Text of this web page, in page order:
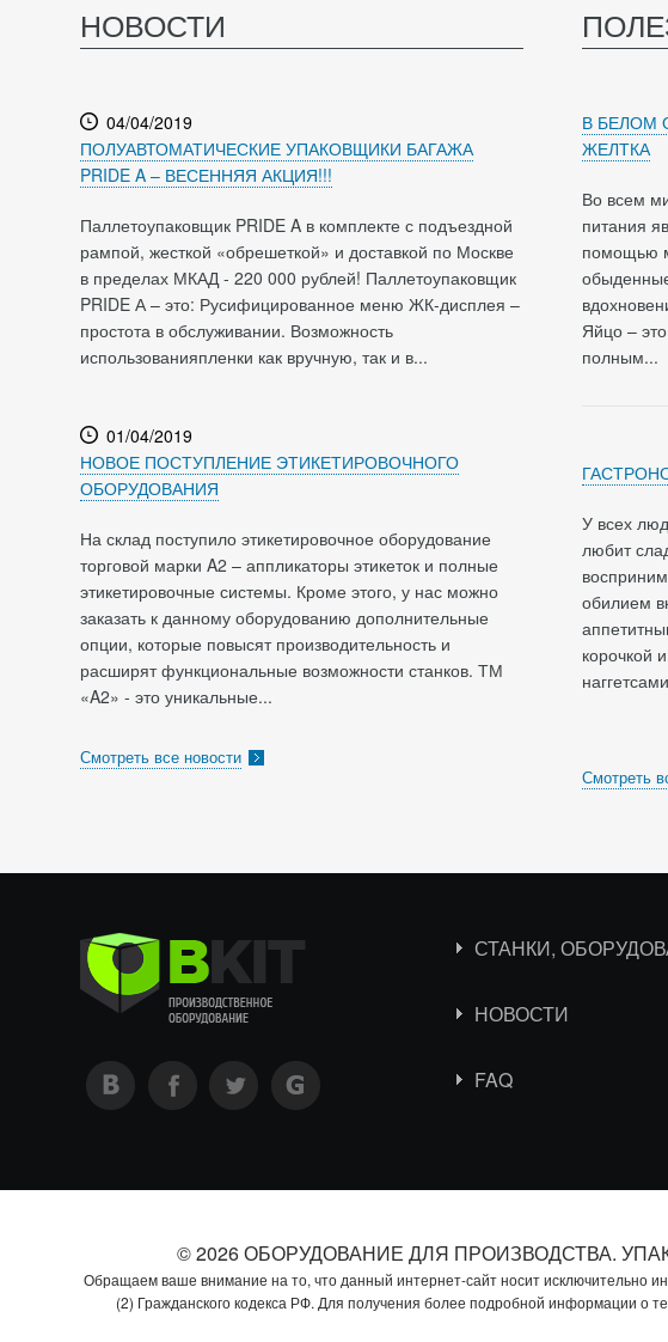
НОВОСТИ
04/04/2019
ПОЛУАВТОМАТИЧЕСКИЕ УПАКОВЩИКИ БАГАЖА
PRIDE A – ВЕСЕННЯЯ АКЦИЯ!!!
Паллетоупаковщик PRIDE A в комплекте с подъездной
рампой, жесткой «обрешеткой» и доставкой по Москве
в пределах МКАД - 220 000 рублей! Паллетоупаковщик
PRIDE А – это: Русифицированное меню ЖК-дисплея –
простота в обслуживании. Возможность
использованияпленки как вручную, так и в...
01/04/2019
НОВОЕ ПОСТУПЛЕНИЕ ЭТИКЕТИРОВОЧНОГО
ОБОРУДОВАНИЯ
На склад поступило этикетировочное оборудование
торговой марки A2 – аппликаторы этикеток и полные
этикетировочные системы. Кроме этого, у нас можно
заказать к данному оборудованию дополнительные
опции, которые повысят производительность и
расширят функциональные возможности станков. ТМ
«A2» - это уникальные...
Смотреть все новости
В БЕЛОМ
ЖЕЛТКА
Во всем
питания
помощью
Яйцо –
полным...
У всех
любит
обилием
корочкой
Смотреть
СТАНКИ,
НОВОСТИ
FAQ
© 2026 ОБОРУДОВАНИЕ ДЛЯ ПРОИЗВОДСТВА.
Обращаем ваше внимание на то, что данный интернет-сайт носит исключительно
(2) Гражданского кодекса РФ. Для получения более подробной информации о